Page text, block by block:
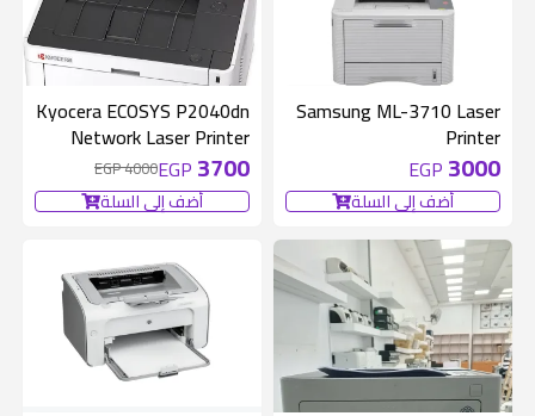
متوفر 1 قطع
Samsung ML-3710 Laser
Printer
3000
EGP
أضف إلى السلة
300 EGP
Kyocera ECOSYS P2040dn
Network Laser Printer
3700
EGP
4000 EGP
أضف إلى السلة